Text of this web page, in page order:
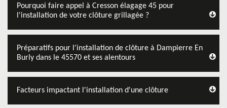
Pourquoi faire appel à Cresson élagage 45 pour
l'installation de votre clôture grillagée ?
Préparatifs pour l'installation de clôture à Dampierre En
Burly dans le 45570 et ses alentours
Facteurs impactant l'installation d'une clôture